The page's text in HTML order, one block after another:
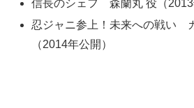
信長のシェフ 森蘭丸 役（2013
忍ジャニ参上！未来への戦い
（2014年公開）